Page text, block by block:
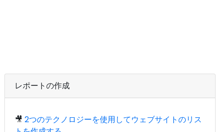
レポートの作成
🎥 2つのテクノロジーを使用してウェブサイトのリス